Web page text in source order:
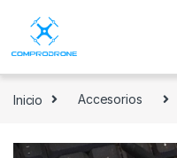
Inicio Accesorios